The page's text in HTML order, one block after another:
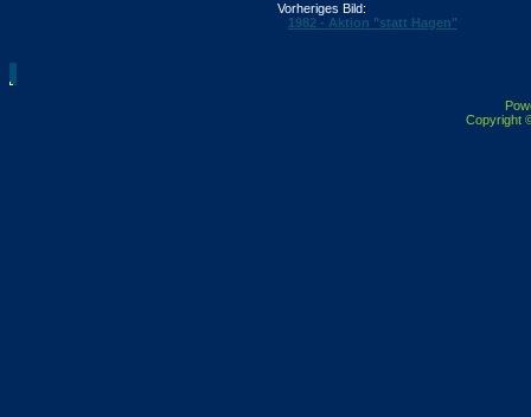
Vorheriges Bild:
1982 - Aktion "statt Hagen"
Copyright